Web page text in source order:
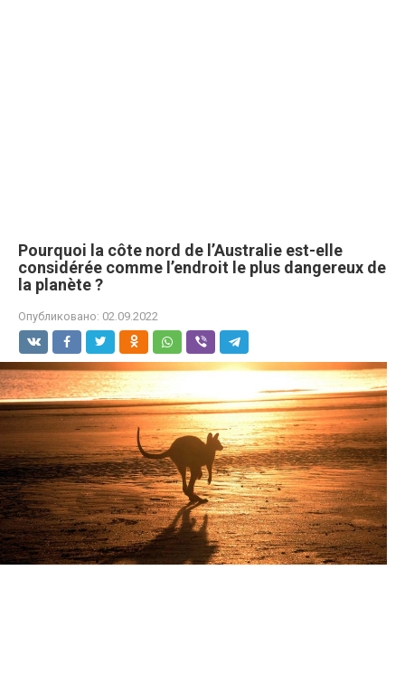
Pourquoi la côte nord de l’Australie est-elle
considérée comme l’endroit le plus dangereux de
la planète ?
Опубликовано: 02.09.2022